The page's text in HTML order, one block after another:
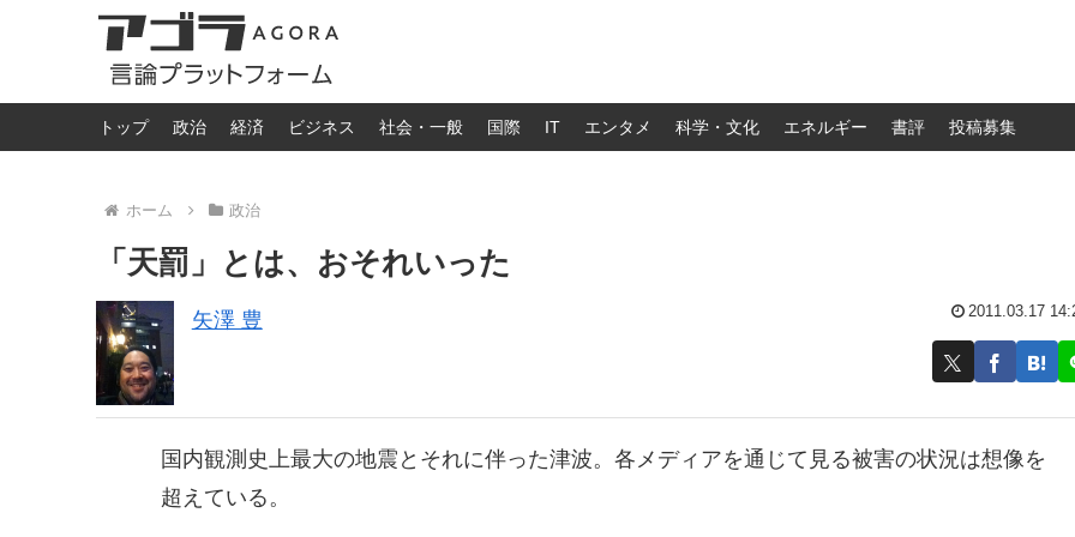
トップ 政治 経済 ビジネス 社会・一般 国際 IT エンタメ 科学・文化 エネルギー 書評 投稿募集
ホーム 政治
「天罰」とは、おそれいった
矢澤 豊 2011.03.17
国内観測史上最大の地震とそれに伴った津波。各メディアを通じて見る被害の状況は想像を
超えている。